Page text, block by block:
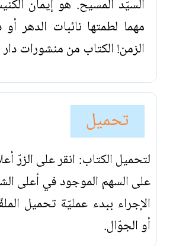
السيّد المسيح. هو إيمان
مهما لطمتها نائبات الدهر
الزمن! الكتاب من منشورات دار
تحميل
لتحميل الكتاب: انقر على الزرّ
على السهم الموجود في أعلى
الإجراء ببدء عمليّة تحميل
أو الجوّال.